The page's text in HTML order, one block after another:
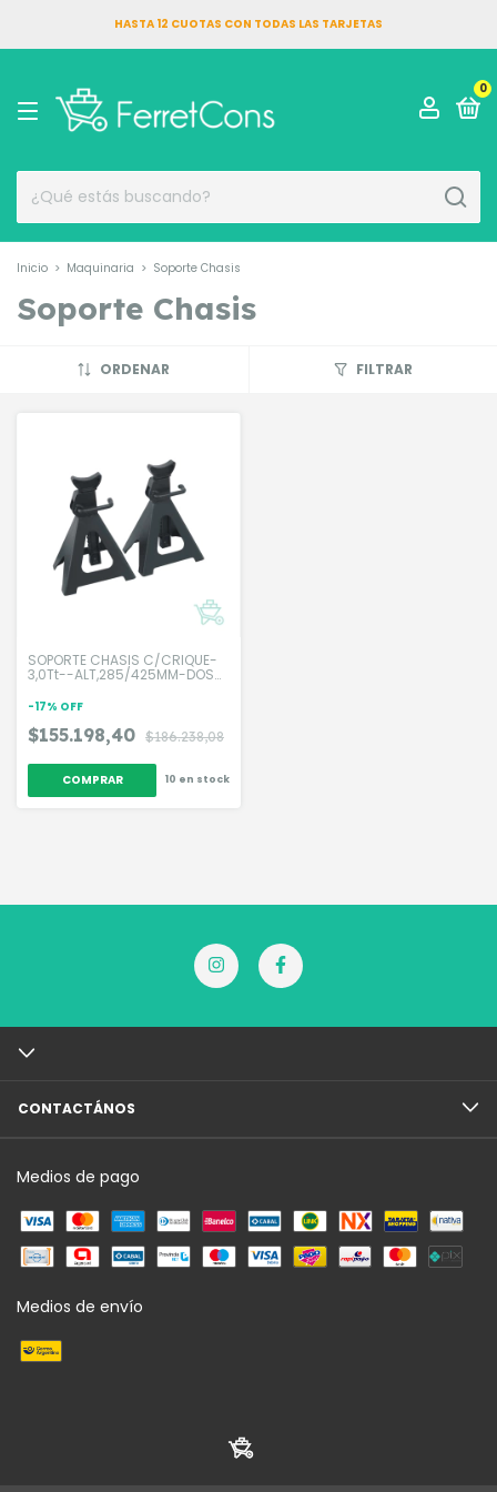
HASTA 12 CUOTAS CON TODAS LAS TARJETAS
0
Inicio > Maquinaria > Soporte Chasis
Soporte Chasis
ORDENAR FILTRAR
SOPORTE CHASIS C/CRIQUE-
3,0Tt--ALT,285/425MM-DOS
-17% OFF
$155.198,40 $186.238,08
10 en stock
CONTACTÁNOS
Medios de pago
Medios de envío